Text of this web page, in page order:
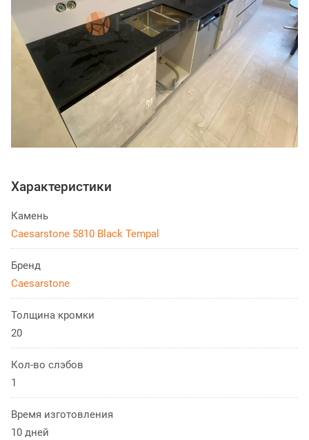
Характеристики
Камень
Caesarstone 5810 Black Tempal
Бренд
Caesarstone
Толщина кромки
20
Кол-во слэбов
1
Время изготовления
10 дней